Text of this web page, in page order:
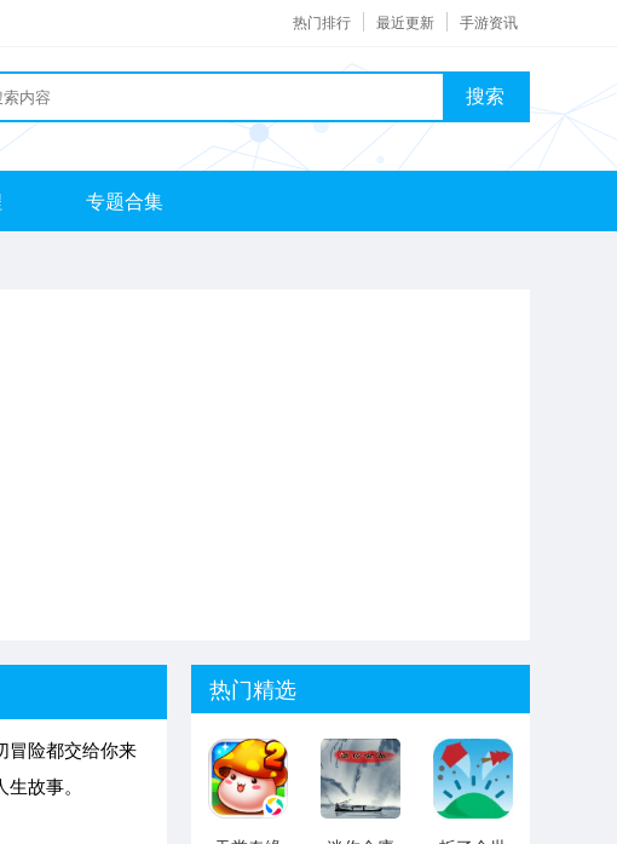
手游资讯
最近更新
热门排行
搜索
专题合集
冒险都交给你来
故事。
热门精选